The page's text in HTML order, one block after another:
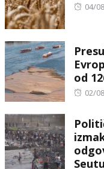
04/
od
02/